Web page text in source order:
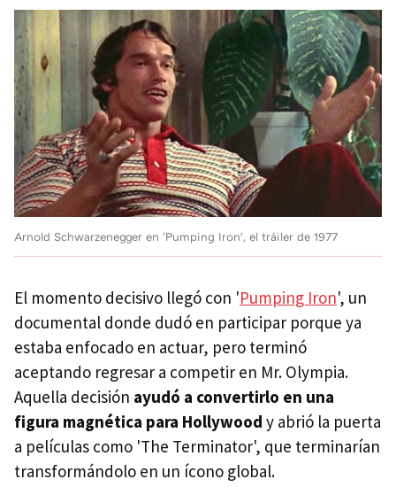
Arnold Schwarzenegger en 'Pumping Iron', el tráiler de 1977
El momento decisivo llegó con 'Pumping Iron', un
documental donde dudó en participar porque ya
estaba enfocado en actuar, pero terminó
aceptando regresar a competir en Mr. Olympia.
Aquella decisión ayudó a convertirlo en una
figura magnética para Hollywood y abrió la puerta
a películas como 'The Terminator', que terminarían
transformándolo en un ícono global.